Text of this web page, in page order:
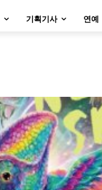
경기지역 강원지역
日文
경기지역 강원지역
日文
기획기사 연예